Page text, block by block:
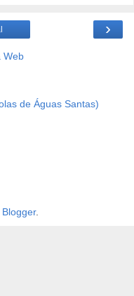
›
Web
de Águas Santas)
Blogger.